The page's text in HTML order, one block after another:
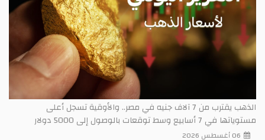
الذهب يقترب من 7 آلاف جنيه في مصر.. والأوقية تسجل أعلى
مستوياتها في 7 أسابيع وسط توقعات بالوصول إلى 5000 دولار
06 أغسطس 2026